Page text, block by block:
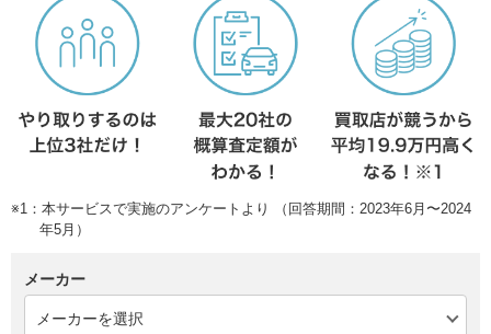
※1：本サービスで実施のアンケートより （回答期間：2023年6月〜2024
年5月）
メーカー